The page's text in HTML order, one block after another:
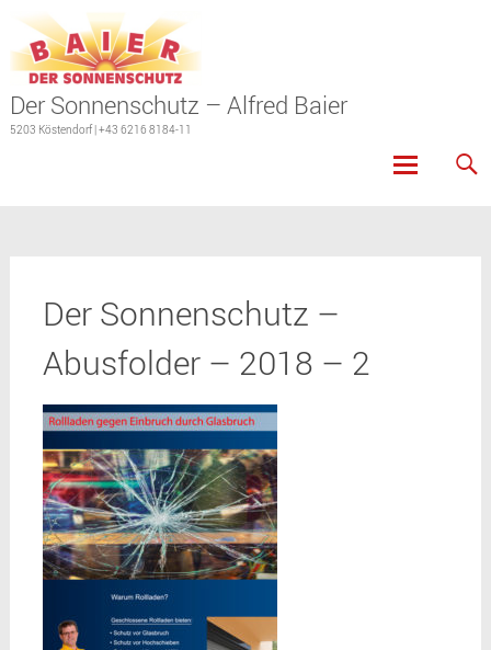
Der Sonnenschutz – Alfred Baier
5203 Köstendorf | +43 6216 8184-11
Der Sonnenschutz –
Abusfolder – 2018 – 2